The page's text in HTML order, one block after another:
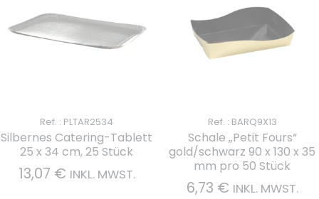
Ref. : PLTAR2534
Silbernes Catering-Tablett
25 x 34 cm, 25 Stück
13,07 € INKL. MWST.
Ref. : BARQ9X13
Schale „Petit Fours“
gold/schwarz 90 x 130 x 35
mm pro 50 Stück
6,73 € INKL. MWST.